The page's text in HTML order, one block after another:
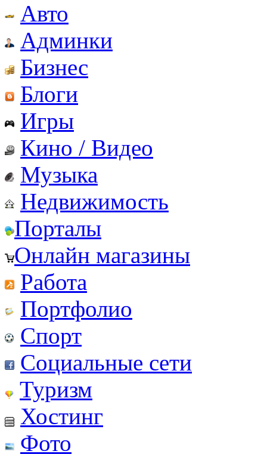
Авто
Админки
Бизнес
Блоги
Игры
Кино / Видео
Музыка
Недвижимость
Порталы
Онлайн магазины
Работа
Портфолио
Спорт
Социальные сети
Туризм
Хостинг
Фото